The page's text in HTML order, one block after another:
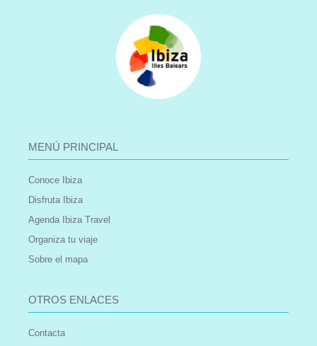
MENÚ PRINCIPAL
Conoce Ibiza
Disfruta Ibiza
Agenda Ibiza Travel
Organiza tu viaje
Sobre el mapa
OTROS ENLACES
Contacta